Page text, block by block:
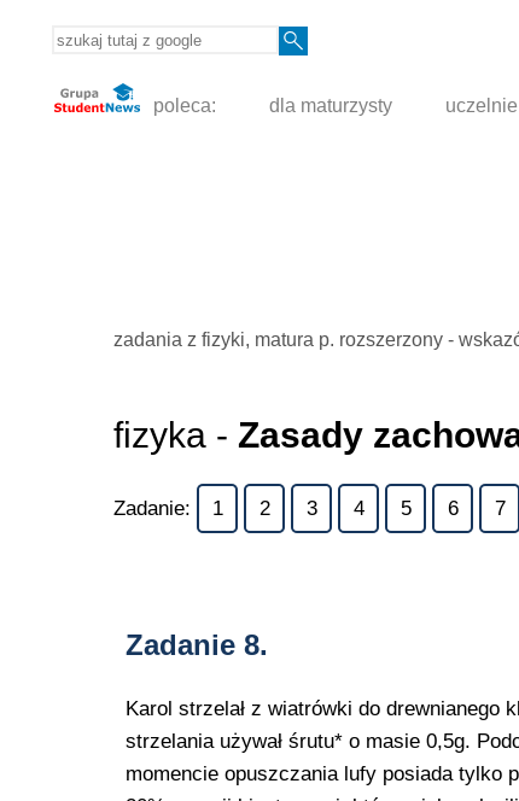
poleca: dla maturzysty uczelnie
zadania z fizyki, matura p. rozszerzony -
fizyka - Zasady
Zadanie: 1 2 3 4 5 6 7
Zadanie 8.
Karol strzelał z wiatrówki do drewnianego
strzelania używał śrutu* o masie 0,5g.
momencie opuszczania lufy posiada tylko